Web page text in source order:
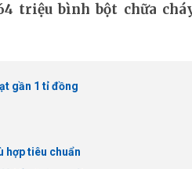
triệu bình bột chữa
gần 1 tỉ đồng
hợp tiêu chuẩn